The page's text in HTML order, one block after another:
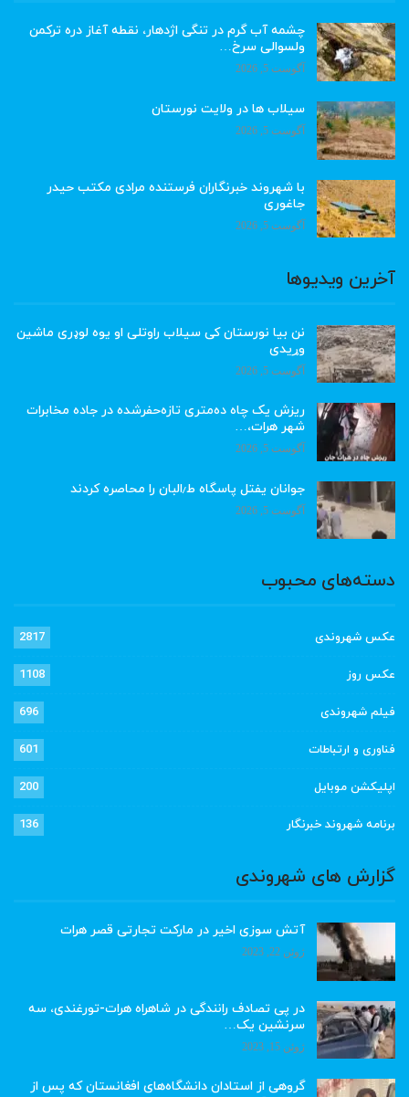
چشمه آب گرم در تنگی اژدهار، نقطه آغاز دره ترکمن
ولسوالی سرخ…
آگوست 5, 2026
سیلاب ها در ولایت نورستان
آگوست 5, 2026
با شهروند خبرنگاران فرستنده مرادی مکتب حیدر
جاغوری
آگوست 5, 2026
آخرین ویدیوها
نن بیا نورستان کی سیلاب راوتلی او یوه لوډری ماشین
وړیدی
آگوست 5, 2026
ریزش یک چاه ده‌متری تازه‌حفرشده در جاده مخابرات
شهر هرات،…
آگوست 5, 2026
جوانان یفتل پاسگاه ط٫البان را محاصره کردند
آگوست 5, 2026
دسته‌های محبوب
عکس شهروندی 2817
عکس روز 1108
فیلم شهروندی 696
فناوری و ارتباطات 601
اپلیکشن موبایل 200
برنامه شهروند خبرنگار 136
گزارش های شهروندی
آتش سوزی اخیر در مارکت تجارتی قصر هرات
ژوئن 22, 2023
در پی تصادف رانندگی در شاهراه هرات-تورغندی، سه
سرنشین یک…
ژوئن 15, 2023
گروهی از استادان دانشگاه‌های افغانستان که پس از